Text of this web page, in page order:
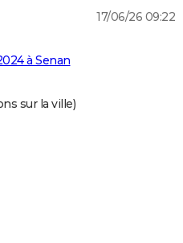
17/06/26 09:22
à Senan
sur la ville)